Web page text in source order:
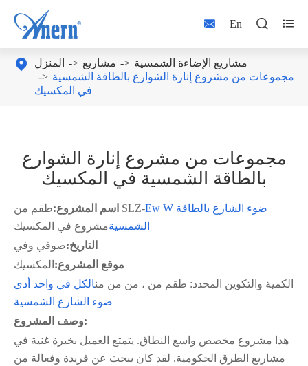
 En  
 المنزل مشاريع
مشاريع الإضاءة الشمسية
مجموعات من مشروع إنارة الشوارع بالطاقة الشمسية
في المكسيك
مجموعات من مشروع إنارة الشوارع
بالطاقة الشمسية في المكسيك
اسم المشروع: طقم من SLZ-Ew W ضوء الشارع بالطاقة
الشمسيةمشروع في المكسيك
التاريخ:صوفي وفي
موقع المشروع: المكسيك
الكمية والتكوين المحدد: طقم من ، من من منالكل في واحد أدى
ضوء الشارع الشمسية
وصف المشروع:
هذا مشروع مخصص واسع النطاق. يتمتع العميل بخبرة غنية في
مشاريع الطرق الحكومية. لقد كان يبحث عن فريدة وفعالة من